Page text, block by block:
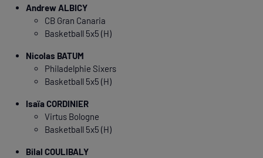
Andrew ALBICY
CB Gran Canaria
Basketball 5x5 (H)
Nicolas BATUM
Philadelphie Sixers
Basketball 5x5 (H)
Isaïa CORDINIER
Virtus Bologne
Basketball 5x5 (H)
Bilal COULIBALY